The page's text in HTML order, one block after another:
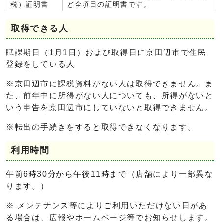
税）証明書
ど全項目の証明書です。
取得できる人
賦課期日（1月1日）および取得日に京田辺市で住民
登録をしている人
※京田辺市に課税資料がない人は取得できません。ま
た、前年中に所得がない人についても、所得がないと
いう申告を京田辺市にしていないと取得できません。
※転出の手続きをすると取得できなくなります。
利用時間
午前6時30分から午後11時まで（店舗により一部異な
ります。）
※ メンテナンス等によりご利用いただけない日があ
る場合は、広報やホームページ等でお知らせします。